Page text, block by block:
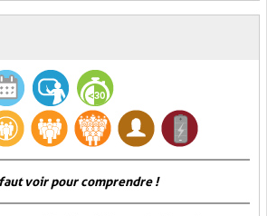
voir pour comprendre !